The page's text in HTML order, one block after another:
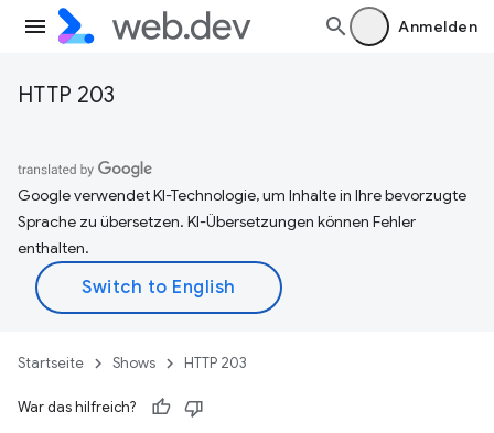
Anmelden
HTTP 203
Google verwendet KI-Technologie, um Inhalte in Ihre bevorzugte
Sprache zu übersetzen. KI-Übersetzungen können Fehler
enthalten.
Startseite Shows HTTP 203
War das hilfreich?